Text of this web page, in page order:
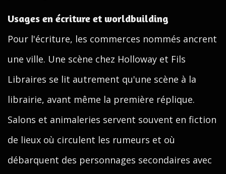
Usages en écriture et worldbuilding
Pour l'écriture, les commerces nommés ancrent
une ville. Une scène chez Holloway et Fils
Libraires se lit autrement qu'une scène à la
librairie, avant même la première réplique.
Salons et animaleries servent souvent en fiction
de lieux où circulent les rumeurs et où
débarquent des personnages secondaires avec